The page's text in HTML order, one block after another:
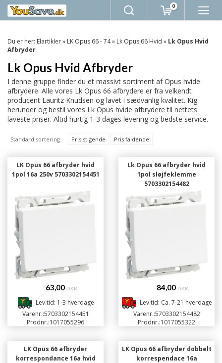
0
Du er her: Elartikler» LK Opus 66 - 74» Lk Opus 66 Hvid » Lk Opus Hvid
Afbryder
Lk Opus Hvid Afbryder
I denne gruppe finder du et massivt sortiment af Opus hvide
afbrydere. Alle vores Lk Opus 66 afbrydere er fra velkendt
producent Lauritz Knudsen og lavet i sædvanlig kvalitet. Kig
herunder og bestil vores Lk Opus hvide afbrydere til nettets
laveste priser. Altid hurtig 1-3 dages levering og bedste service.
Standard sortering Pris stigende Pris faldende
LK Opus 66 afbryder hvid
1pol 16a 250v 5703302154451
63,00 DKK
Lev.tid: 1-3 hverdage
Varenr.:5703302154451
Prodnr.:1017055296
Lk Opus 66 afbryder hvid
1pol sløjfeklemme
5703302154482
84,00 DKK
Lev.tid: Ca. 7-21 hverdage
Varenr.:5703302154482
Prodnr.:1017055322
LK Opus 66 afbryder
korrespondance 16a hvid
LK Opus 66 afbryder dobbelt
korrespendace 16a